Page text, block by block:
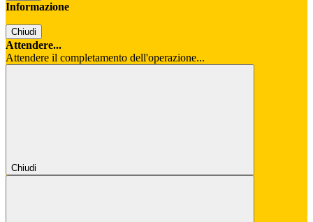
Informazione
Chiudi
Attendere...
Attendere il completamento dell'operazione...
Chiudi